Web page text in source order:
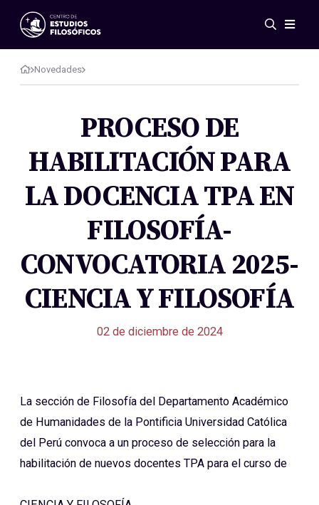
Eventos
Novedades
Investigación
Publicaciones
Galería
Acerca de nosotros
Novedades
PROCESO DE
HABILITACIÓN PARA
LA DOCENCIA TPA EN
FILOSOFÍA-
CONVOCATORIA 2025-
CIENCIA Y FILOSOFÍA
02 de diciembre de 2024
La sección de Filosofía del Departamento Académico
de Humanidades de la Pontificia Universidad Católica
del Perú convoca a un proceso de selección para la
habilitación de nuevos docentes TPA para el curso de